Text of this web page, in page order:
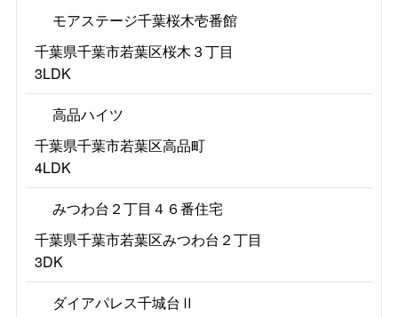
モアステージ千葉桜木壱番館
千葉県千葉市若葉区桜木３丁目
3LDK
高品ハイツ
千葉県千葉市若葉区高品町
4LDK
みつわ台２丁目４６番住宅
千葉県千葉市若葉区みつわ台２丁目
3DK
ダイアパレス千城台Ⅱ